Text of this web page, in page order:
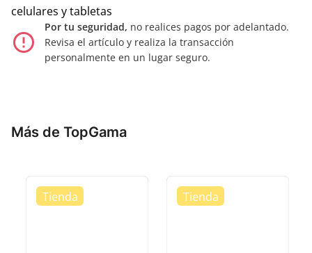
celulares y tabletas
error_outline
Por tu seguridad, no realices pagos por adelantado.
Revisa el artículo y realiza la transacción
personalmente en un lugar seguro.
Más de TopGama